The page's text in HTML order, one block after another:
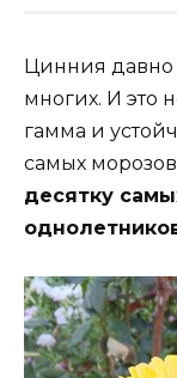
Цинния давно
многих. И это
гамма и
самых
десятку